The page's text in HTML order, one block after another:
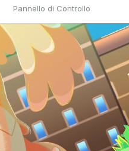
Pannello di Controllo